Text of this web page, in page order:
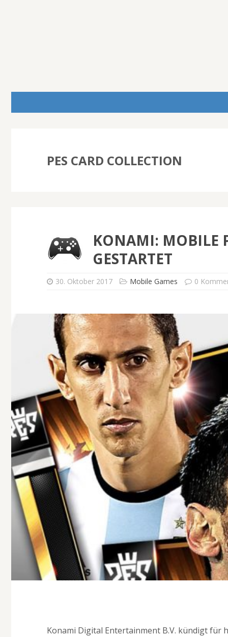
PES CARD COLLECTION
KONAMI: MOBILE
GESTARTET
30. Oktober 2017 Mobile Games 0
Konami Digital Entertainment B.V. kündigt für